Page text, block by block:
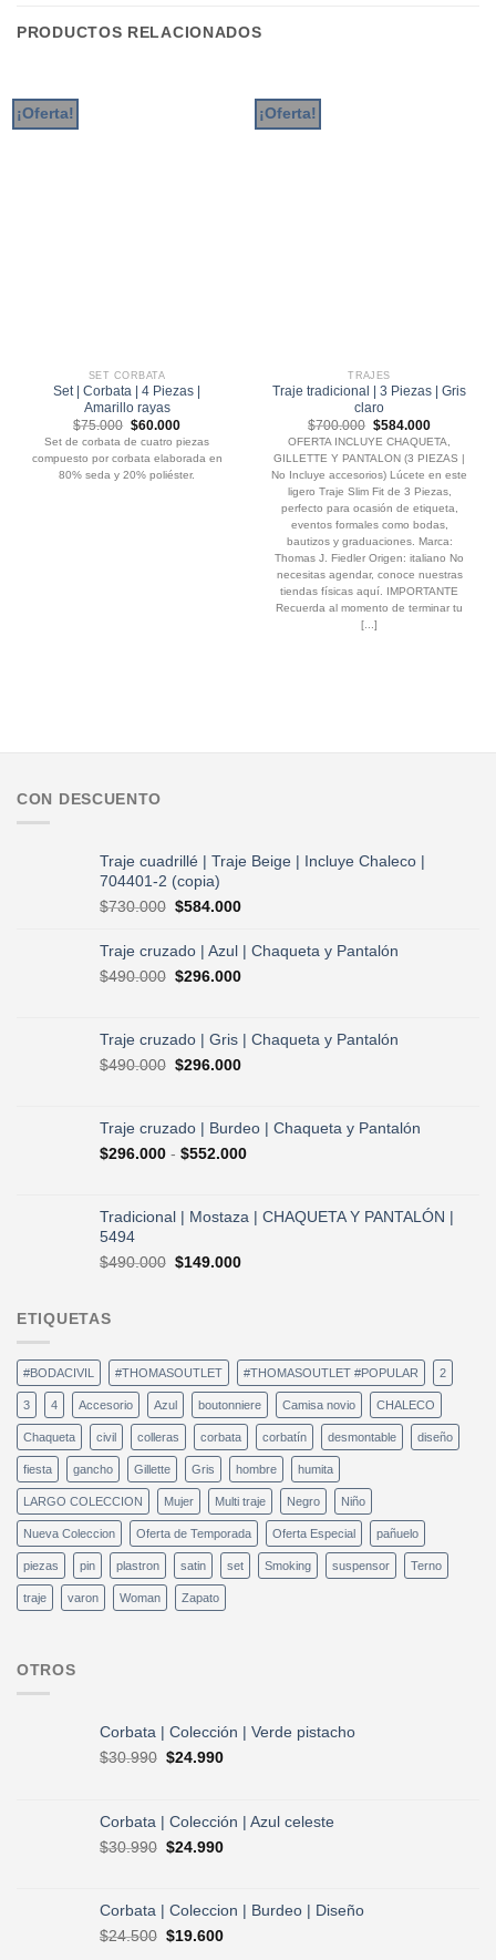
PRODUCTOS RELACIONADOS
¡Oferta!
SET CORBATA
Set | Corbata | 4 Piezas |
Amarillo rayas
$75.000 El
precio
original
era:
$75.000.
$60.000El
precio
actual
es:
$60.000.
Set de corbata de cuatro piezas
compuesto por corbata elaborada en
80% seda y 20% poliéster.
¡Oferta!
TRAJES
Traje tradicional | 3 Piezas | Gris
claro
$700.000 El
precio
original
era:
$700.000.
$584.000El
precio
actual
es:
$584.000.
OFERTA INCLUYE CHAQUETA,
GILLETTE Y PANTALON (3 PIEZAS |
No Incluye accesorios) Lúcete en este
ligero Traje Slim Fit de 3 Piezas,
perfecto para ocasión de etiqueta,
eventos formales como bodas,
bautizos y graduaciones. Marca:
Thomas J. Fiedler Origen: italiano No
necesitas agendar, conoce nuestras
tiendas físicas aquí. IMPORTANTE
Recuerda al momento de terminar tu
[...]
CON DESCUENTO
Traje cuadrillé | Traje Beige | Incluye Chaleco |
704401-2 (copia)
$730.000 El
original
era:
$730.000.
$584.000El
actual
es:
Traje cruzado | Azul | Chaqueta y Pantalón
$490.000 El
era:
$490.000.
$296.000El
es:
Traje cruzado | Gris | Chaqueta y Pantalón
$490.000 El
era:
$490.000.
$296.000El
es:
Traje cruzado | Burdeo | Chaqueta y Pantalón
$296.000 - $552.000Rango
desde
Tradicional | Mostaza | CHAQUETA Y PANTALÓN |
5494
$490.000 El
$149.000El
ETIQUETAS
#BODACIVIL #THOMASOUTLET #THOMASOUTLET #POPULAR 2
3 4 Accesorio Azul boutonniere Camisa novio CHALECO
Chaqueta civil colleras corbata corbatín desmontable diseño
fiesta gancho Gillette Gris hombre humita
LARGO COLECCION Mujer Multi traje Negro Niño
Nueva Coleccion Oferta de Temporada Oferta Especial pañuelo
piezas pin plastron satin set Smoking suspensor Terno
traje varon Woman Zapato
OTROS
Corbata | Colección | Verde pistacho
$30.990 El
era:
$24.990El
es:
$24.990.
Corbata | Colección | Azul celeste
$30.990 El
era:
$30.990.
$24.990El
es:
Corbata | Coleccion | Burdeo | Diseño
$24.500 El
$19.600El